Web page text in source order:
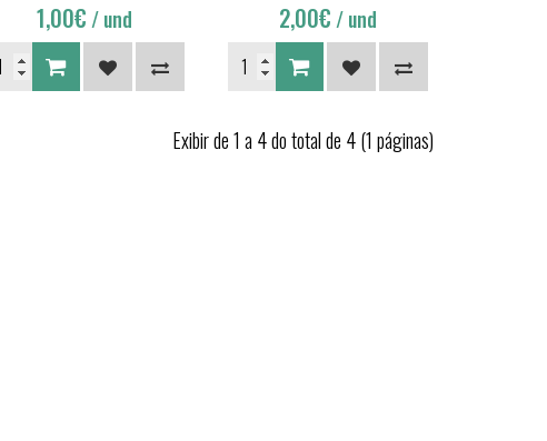
1,00€/ und 2,00€ / und
Exibir de 1 a 4 do total de 4 (1 páginas)